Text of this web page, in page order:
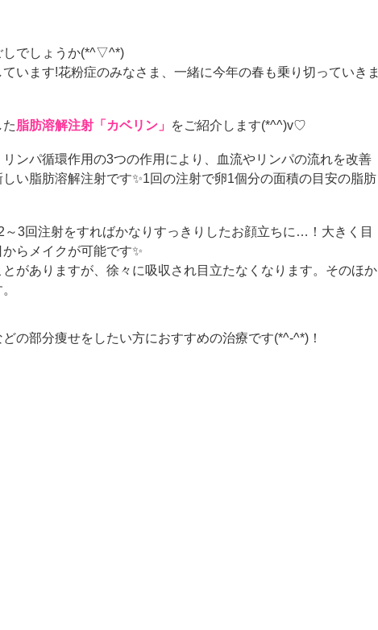
でしょうか(*^▽^*)
います!花粉症のみなさま、一緒に今年の春も乗り切っていきま
脂肪溶解注射「カベリン」 をご紹介します(*^^)v♡
ンパ循環作用の3つの作用により、血流やリンパの流れを改善
い脂肪溶解注射です✨1回の注射で卵1個分の面積の目安の脂肪
～3回注射をすればかなりすっきりしたお顔立ちに … ！大きく目
らメイクが可能です✨
がありますが、徐々に吸収され目立たなくなります。そのほか
の部分痩せをしたい方におすすめの治療です(*^-^*)！